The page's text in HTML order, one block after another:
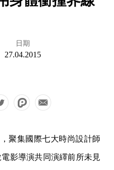
日期
27.04.2015
聚集國際七大時尚設計師
影導演共同演繹前所未見